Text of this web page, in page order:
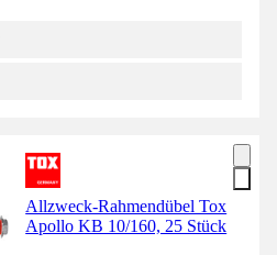
Allzweck-Rahmendübel Tox
Apollo KB 10/160, 25 Stück